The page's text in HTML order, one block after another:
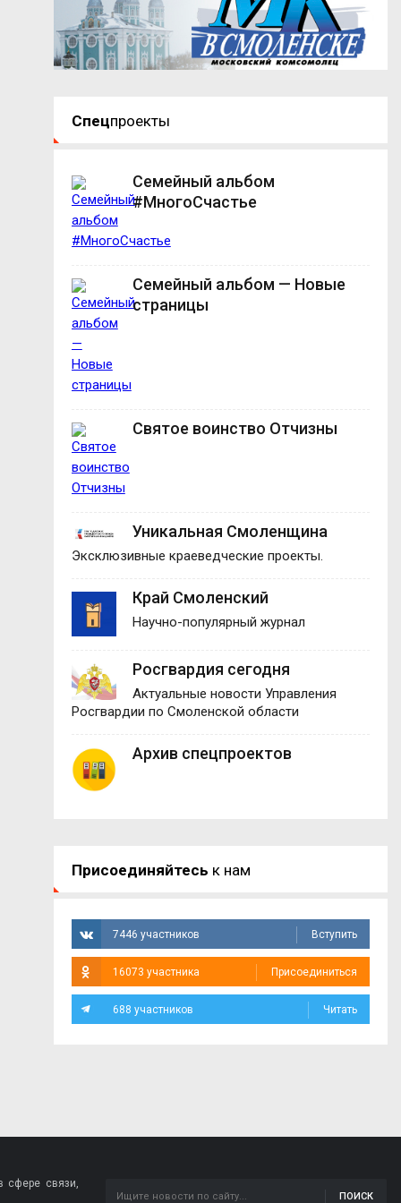
Спецпроекты
Семейный альбом
#МногоСчастье
Семейный альбом — Новые
страницы
Святое воинство Отчизны
Уникальная Смоленщина
Эксклюзивные краеведческие проекты.
Край Смоленский
Научно-популярный журнал
Росгвардия сегодня
Актуальные новости Управления
Росгвардии по Смоленской области
Архив спецпроектов
Присоединяйтесь к нам
7446 участников Вступить
16073 участника Присоединиться
688 участников Читать
сфере связи,
ПОИСК